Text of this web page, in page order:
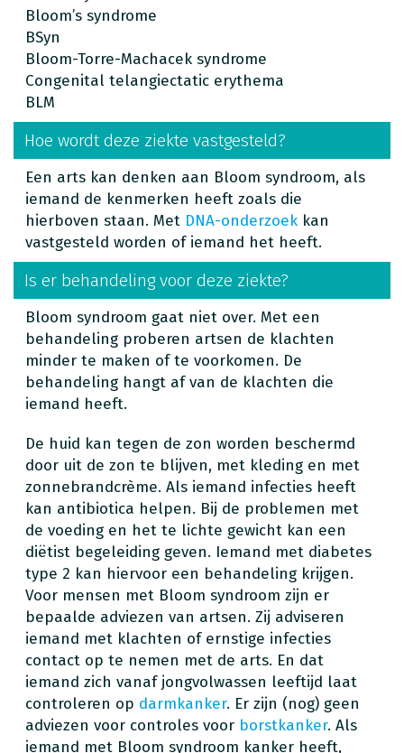
Bloom’s syndrome
BSyn
Bloom-Torre-Machacek syndrome
Congenital telangiectatic erythema
BLM
Hoe wordt deze ziekte vastgesteld?
Een arts kan denken aan Bloom syndroom, als
iemand de kenmerken heeft zoals die
hierboven staan. Met DNA-onderzoek kan
vastgesteld worden of iemand het heeft.
Is er behandeling voor deze ziekte?
Bloom syndroom gaat niet over. Met een
behandeling proberen artsen de klachten
minder te maken of te voorkomen. De
behandeling hangt af van de klachten die
iemand heeft.
De huid kan tegen de zon worden beschermd
door uit de zon te blijven, met kleding en met
zonnebrandcrème. Als iemand infecties heeft
kan antibiotica helpen. Bij de problemen met
de voeding en het te lichte gewicht kan een
diëtist begeleiding geven. Iemand met diabetes
type 2 kan hiervoor een behandeling krijgen.
Voor mensen met Bloom syndroom zijn er
bepaalde adviezen van artsen. Zij adviseren
iemand met klachten of ernstige infecties
contact op te nemen met de arts. En dat
iemand zich vanaf jongvolwassen leeftijd laat
controleren op darmkanker. Er zijn (nog) geen
adviezen voor controles voor borstkanker. Als
iemand met Bloom syndroom kanker heeft,